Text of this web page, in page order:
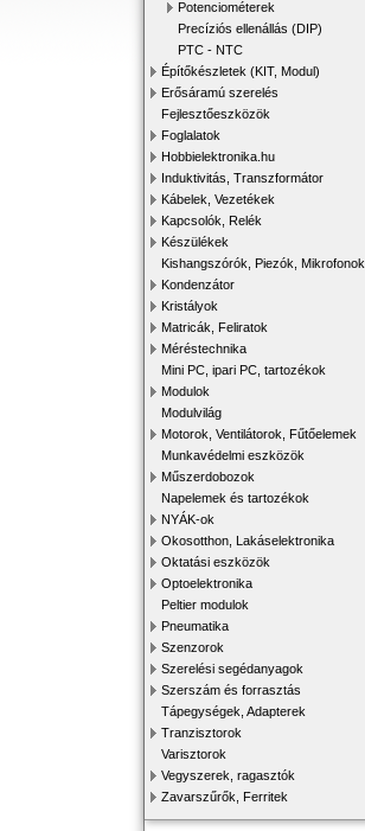
Potenciométerek
Precíziós ellenállás (DIP)
PTC - NTC
Építőkészletek (KIT, Modul)
Erősáramú szerelés
Fejlesztőeszközök
Foglalatok
Hobbielektronika.hu
Induktivitás, Transzformátor
Kábelek, Vezetékek
Kapcsolók, Relék
Készülékek
Kishangszórók, Piezók, Mikrofonok
Kondenzátor
Kristályok
Matricák, Feliratok
Méréstechnika
Mini PC, ipari PC, tartozékok
Modulok
Modulvilág
Motorok, Ventilátorok, Fűtőelemek
Munkavédelmi eszközök
Műszerdobozok
Napelemek és tartozékok
NYÁK-ok
Okosotthon, Lakáselektronika
Oktatási eszközök
Optoelektronika
Peltier modulok
Pneumatika
Szenzorok
Szerelési segédanyagok
Szerszám és forrasztás
Tápegységek, Adapterek
Tranzisztorok
Varisztorok
Vegyszerek, ragasztók
Zavarszűrők, Ferritek